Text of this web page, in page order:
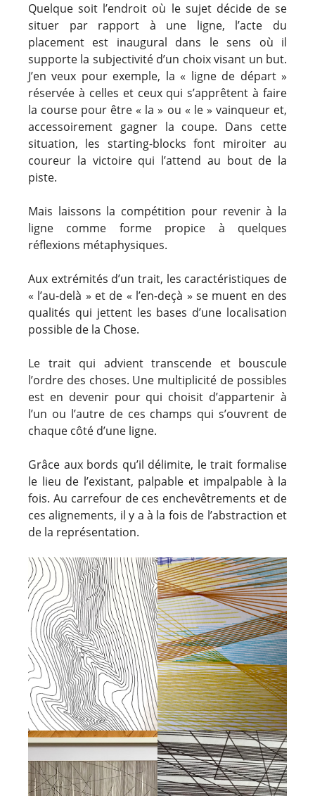
Quelque soit l’endroit où le sujet décide de se
situer par rapport à une ligne, l’acte du
placement est inaugural dans le sens où il
supporte la subjectivité d’un choix visant un but.
J’en veux pour exemple, la « ligne de départ »
réservée à celles et ceux qui s’apprêtent à faire
la course pour être « la » ou « le » vainqueur et,
accessoirement gagner la coupe. Dans cette
situation, les starting-blocks font miroiter au
coureur la victoire qui l’attend au bout de la
piste.
Mais laissons la compétition pour revenir à la
ligne comme forme propice à quelques
réflexions métaphysiques.
Aux extrémités d’un trait, les caractéristiques de
« l’au-delà » et de « l’en-deçà » se muent en des
qualités qui jettent les bases d’une localisation
possible de la Chose.
Le trait qui advient transcende et bouscule
l’ordre des choses. Une multiplicité de possibles
est en devenir pour qui choisit d’appartenir à
l’un ou l’autre de ces champs qui s’ouvrent de
chaque côté d’une ligne.
Grâce aux bords qu’il délimite, le trait formalise
le lieu de l’existant, palpable et impalpable à la
fois. Au carrefour de ces enchevêtrements et de
ces alignements, il y a à la fois de l’abstraction et
de la représentation.